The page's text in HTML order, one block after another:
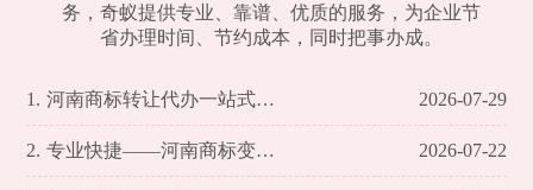
务，奇蚁提供专业、靠谱、优质的服务，为企业节
省办理时间、节约成本，同时把事办成。
1. 河南商标转让代办一站式服务解析 2026-07-29
2. 专业快捷——河南商标变更代办事宜全面解析 2026-07-22